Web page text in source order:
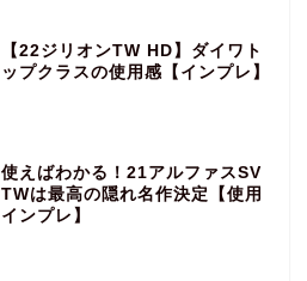
【22ジリオンTW HD】ダイワト
ップクラスの使用感【インプレ】
使えばわかる！21アルファスSV
TWは最高の隠れ名作決定【使用
インプレ】